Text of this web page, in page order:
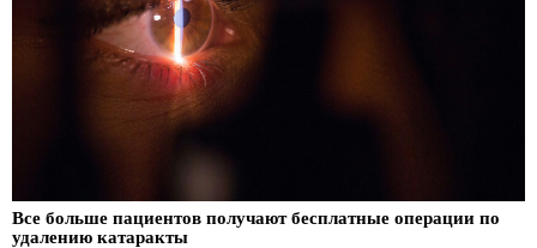
Все больше пациентов получают бесплатные операции по
удалению катаракты